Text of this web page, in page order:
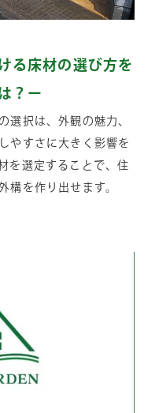
る床材の選び方を
？ー
選択は、外観の魅力、
やすさに大きく影響を
を選定することで、住
構を作り出せます。